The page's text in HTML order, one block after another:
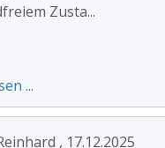
Zusta...
...
, 17.12.2025